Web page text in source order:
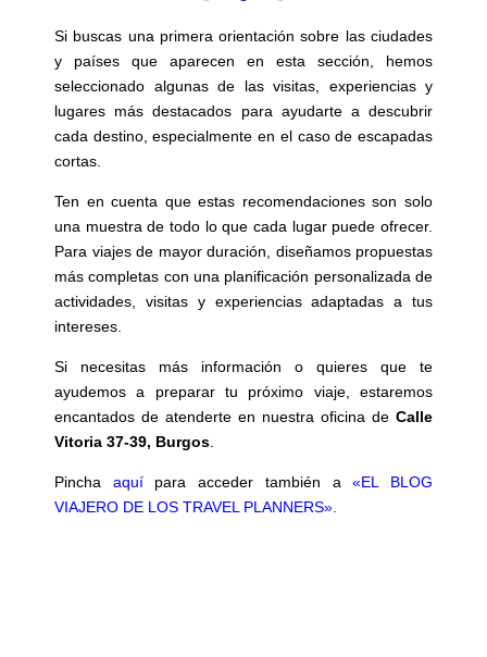
Si buscas una primera orientación sobre las ciudades
y países que aparecen en esta sección, hemos
seleccionado algunas de las visitas, experiencias y
lugares más destacados para ayudarte a descubrir
cada destino, especialmente en el caso de escapadas
cortas.
Ten en cuenta que estas recomendaciones son solo
una muestra de todo lo que cada lugar puede ofrecer.
Para viajes de mayor duración, diseñamos propuestas
más completas con una planificación personalizada de
actividades, visitas y experiencias adaptadas a tus
intereses.
Si necesitas más información o quieres que te
ayudemos a preparar tu próximo viaje, estaremos
encantados de atenderte en nuestra oficina de Calle
Vitoria 37-39, Burgos
Pincha aquípara acceder también a«EL BLOG
VIAJERO DE LOS TRAVEL PLANNERS»